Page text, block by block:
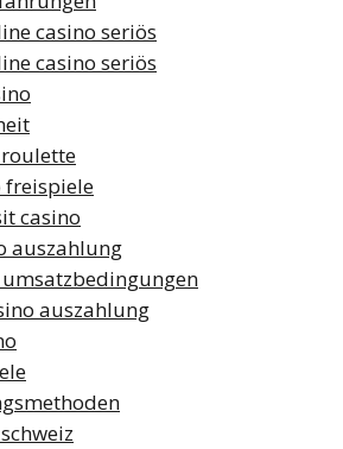
casino seriös
casino seriös
freispiele
casino
auszahlung
auszahlung